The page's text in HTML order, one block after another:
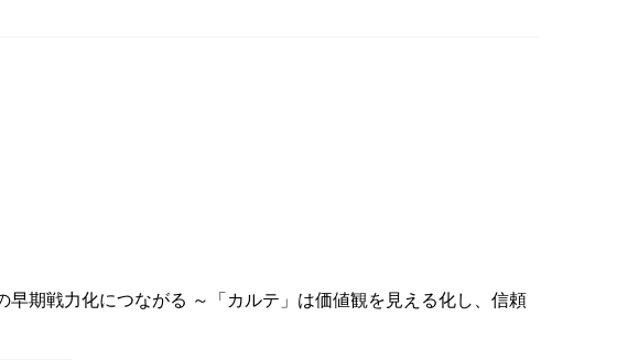
期戦力化につながる ～「カルテ」は価値観を見える化し、信頼